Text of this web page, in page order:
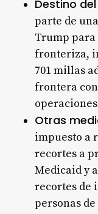
Destino
parte de
Trump para
fronteriza,
701 millas
frontera
Otras
impuesto a
recortes a
Medicaid y
recortes de
personas